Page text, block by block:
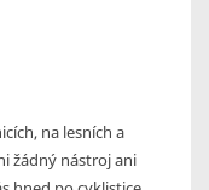
na lesních a
žádný nástroj ani